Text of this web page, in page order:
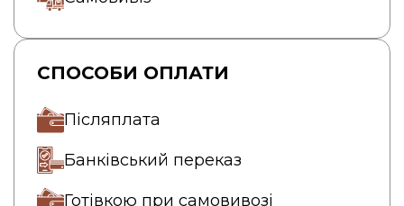
СПОСОБИ ОПЛАТИ
Післяплата
Банківський переказ
Готівкою при самовивозі